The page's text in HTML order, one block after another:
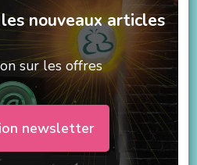
nouveaux articles
sur les offres
newsletter